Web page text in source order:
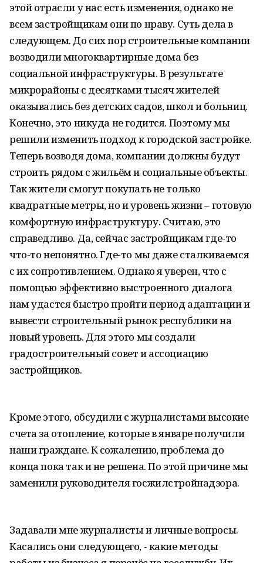
этой отрасли у нас есть изменения, однако не
всем застройщикам они по нраву. Суть дела в
следующем. До сих пор строительные компании
возводили многоквартирные дома без
социальной инфраструктуры. В результате
микрорайоны с десятками тысяч жителей
оказывались без детских садов, школ и больниц.
Конечно, это никуда не годится. Поэтому мы
решили изменить подход к городской застройке.
Теперь возводя дома, компании должны будут
строить рядом с жильём и социальные объекты.
Так жители смогут покупать не только
квадратные метры, но и уровень жизни – готовую
комфортную инфраструктуру. Считаю, это
справедливо. Да, сейчас застройщикам где-то
что-то непонятно. Где-то мы даже сталкиваемся
с их сопротивлением. Однако я уверен, что с
помощью эффективно выстроенного диалога
нам удастся быстро пройти период адаптации и
вывести строительный рынок республики на
новый уровень. Для этого мы создали
градостроительный совет и ассоциацию
застройщиков.
Кроме этого, обсудили с журналистами высокие
счета за отопление, которые в январе получили
наши граждане. К сожалению, проблема до
конца пока так и не решена. По этой причине мы
заменили руководителя госжилстройнадзора.
Задавали мне журналисты и личные вопросы.
Касались они следующего, - какие методы